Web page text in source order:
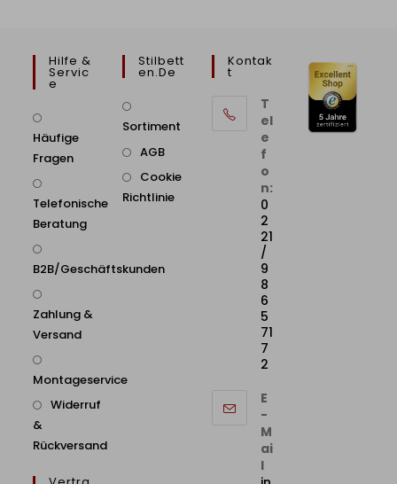
Hilfe &
Servic
E
Häufige
Fragen
Telefonische
Beratung
B2B/Geschäftskunden
Zahlung &
Versand
Montageservice
Widerruf
&
Rückversand
Stilbett
En.de
Sortiment
AGB
Cookie
Richtlinie
Kontak
T
T
el
e
f
o
n:
0
2
21
/
9
8
6
5
71
7
2
E
-
M
ai
l